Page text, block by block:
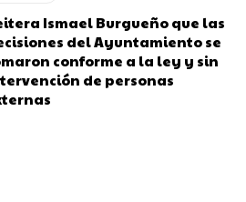
Ismael Burgueño que las
del Ayuntamiento se
conforme a la ley y sin
de personas